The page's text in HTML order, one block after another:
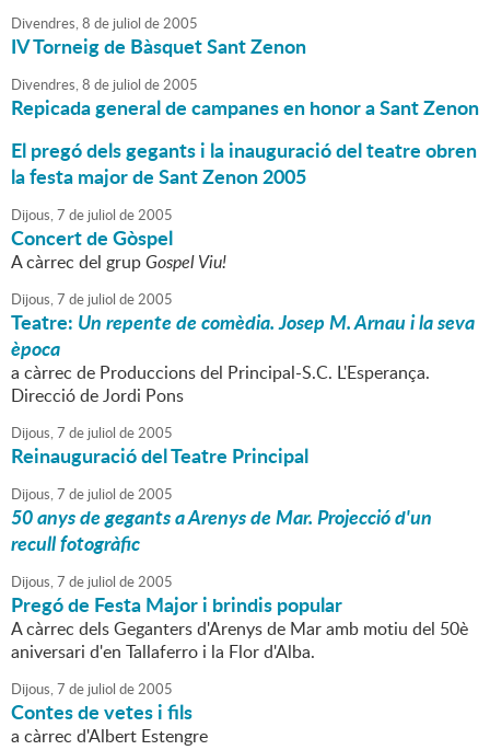
Divendres,8 de juliol de2005
IV Torneig de Bàsquet Sant Zenon
Divendres,8 de juliol de2005
Repicada general de campanes en honor a Sant Zenon
El pregó dels gegants i la inauguració del teatre obren
la festa major de Sant Zenon 2005
Dijous,7 de juliol de2005
Concert de Gòspel
A càrrec del grupGospel Viu!
Dijous,7 de juliol de2005
Teatre: Un repente de comèdia. Josep M. Arnau i la seva
època
a càrrec de Produccions del Principal-S.C. L'Esperança.
Direcció de Jordi Pons
Dijous,7 de juliol de2005
Reinauguració del Teatre Principal
Dijous,7 de juliol de2005
50 anys de gegants a Arenys de Mar. Projecció d'un
recull fotogràfic
Dijous,7 de juliol de2005
Pregó de Festa Major i brindis popular
A càrrec dels Geganters d'Arenys de Mar amb motiu del 50è
aniversari d'en Tallaferro i la Flor d'Alba.
Dijous,7 de juliol de2005
Contes de vetes i fils
a càrrec d'Albert Estengre